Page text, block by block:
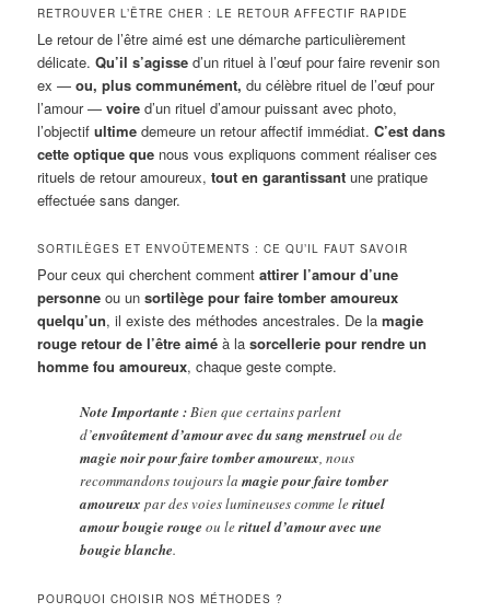
RETROUVER L’ÊTRE CHER : LE RETOUR AFFECTIF RAPIDE
Le retour de l’être aimé est une démarche particulièrement
délicate.Qu’il s’agisse d’un rituel à l’œuf pour faire revenir son
ex —ou, plus communément, du célèbre rituel de l’œuf pour
l’amour —voire d’un rituel d’amour puissant avec photo,
l’objectifultime demeure un retour affectif immédiat.C’est dans
cette optique que nous vous expliquons comment réaliser ces
rituels de retour amoureux,tout en garantissant une pratique
effectuée sans danger.
SORTILÈGES ET ENVOÛTEMENTS : CE QU’IL FAUT SAVOIR
Pour ceux qui cherchent commentattirer l’amour d’une
personne ou unsortilège pour faire tomber amoureux
quelqu’un, il existe des méthodes ancestrales. De lamagie
rouge retour de l’être aimé à lasorcellerie pour rendre un
homme fou amoureux, chaque geste compte.
Note Importante :Bien que certains parlent
d’envoûtement d’amour avec du sang menstruelou de
magie noir pour faire tomber amoureux, nous
recommandons toujours lamagie pour faire tomber
amoureux par des voies lumineuses comme lerituel
amour bougie rouge ou lerituel d’amour avec une
bougie blanche.
POURQUOI CHOISIR NOS MÉTHODES ?